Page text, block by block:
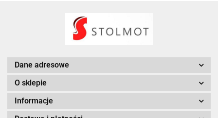
Dane adresowe
O sklepie
Informacje